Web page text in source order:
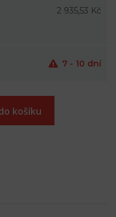
2 935,53 Kč
7 - 10 dní
košíku